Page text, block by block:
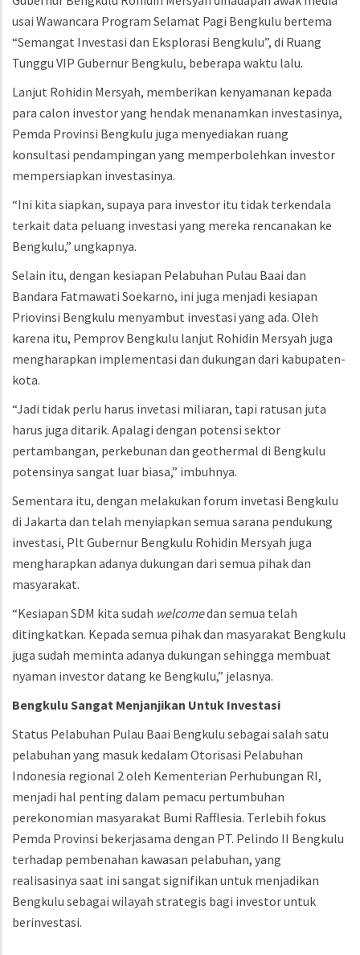
usai Wawancara Program Selamat Pagi Bengkulu bertema
“Semangat Investasi dan Eksplorasi Bengkulu”, di Ruang
Tunggu VIP Gubernur Bengkulu, beberapa waktu lalu.
Lanjut Rohidin Mersyah, memberikan kenyamanan kepada
para calon investor yang hendak menanamkan investasinya,
Pemda Provinsi Bengkulu juga menyediakan ruang
konsultasi pendampingan yang memperbolehkan investor
mempersiapkan investasinya.
“Ini kita siapkan, supaya para investor itu tidak terkendala
terkait data peluang investasi yang mereka rencanakan ke
Bengkulu,” ungkapnya.
Selain itu, dengan kesiapan Pelabuhan Pulau Baai dan
Bandara Fatmawati Soekarno, ini juga menjadi kesiapan
Priovinsi Bengkulu menyambut investasi yang ada. Oleh
karena itu, Pemprov Bengkulu lanjut Rohidin Mersyah juga
mengharapkan implementasi dan dukungan dari kabupaten-
kota.
“Jadi tidak perlu harus invetasi miliaran, tapi ratusan juta
harus juga ditarik. Apalagi dengan potensi sektor
pertambangan, perkebunan dan geothermal di Bengkulu
potensinya sangat luar biasa,” imbuhnya.
Sementara itu, dengan melakukan forum invetasi Bengkulu
di Jakarta dan telah menyiapkan semua sarana pendukung
investasi, Plt Gubernur Bengkulu Rohidin Mersyah juga
mengharapkan adanya dukungan dari semua pihak dan
masyarakat.
“Kesiapan SDM kita sudah welcomedan semua telah
ditingkatkan. Kepada semua pihak dan masyarakat Bengkulu
juga sudah meminta adanya dukungan sehingga membuat
nyaman investor datang ke Bengkulu,” jelasnya.
Bengkulu Sangat Menjanjikan Untuk Investasi
Status Pelabuhan Pulau Baai Bengkulu sebagai salah satu
pelabuhan yang masuk kedalam Otorisasi Pelabuhan
Indonesia regional 2 oleh Kementerian Perhubungan RI,
menjadi hal penting dalam pemacu pertumbuhan
perekonomian masyarakat Bumi Rafflesia. Terlebih fokus
Pemda Provinsi bekerjasama dengan PT. Pelindo II Bengkulu
terhadap pembenahan kawasan pelabuhan, yang
realisasinya saat ini sangat signifikan untuk menjadikan
Bengkulu sebagai wilayah strategis bagi investor untuk
berinvestasi.